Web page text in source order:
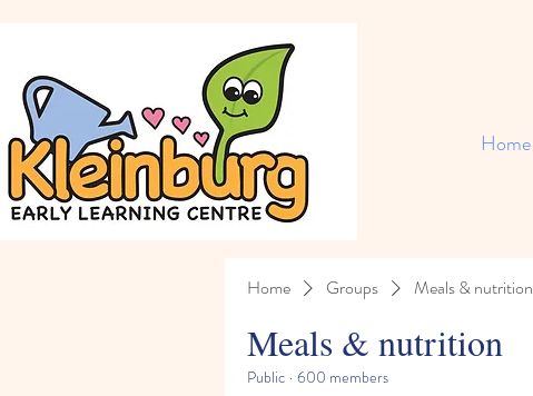
Home
Home Groups Meals & nutrition
Meals & nutrition
Public · 600 members